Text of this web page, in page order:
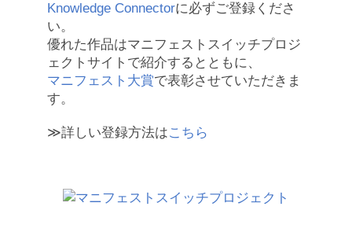
Knowledge Connectorに必ずご登録くださ
い。
優れた作品はマニフェストスイッチプロジ
ェクトサイトで紹介するとともに、
マニフェスト大賞で表彰させていただきま
す。
≫詳しい登録方法はこちら